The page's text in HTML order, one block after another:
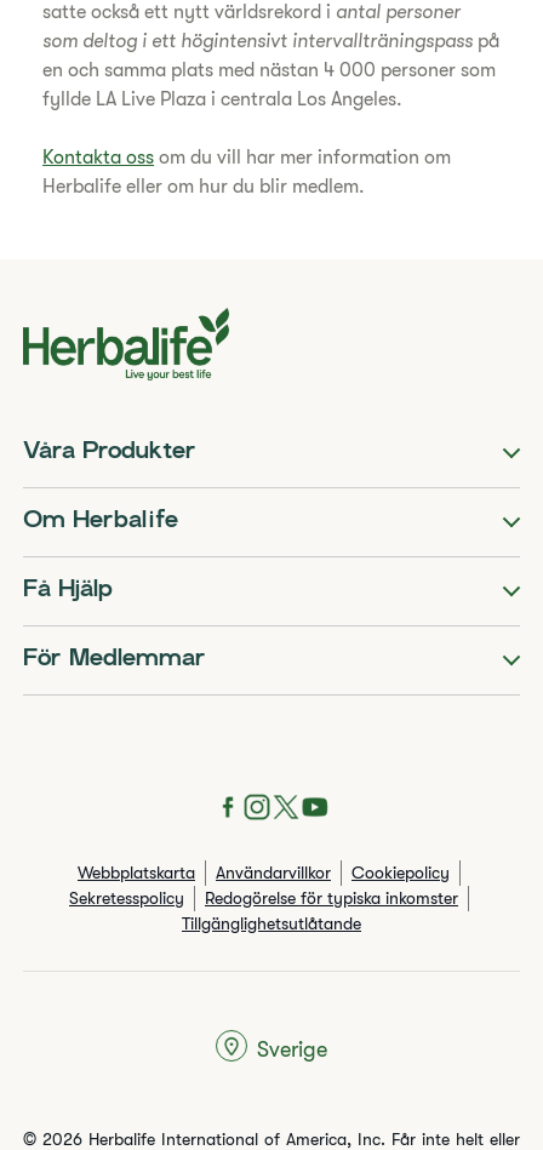
satte också ett nytt världsrekord i antal personer
som deltog i ett högintensivt intervallträningspass på
en och samma plats med nästan 4 000 personer som
fyllde LA Live Plaza i centrala Los Angeles.
Kontakta oss om du vill har mer information om
Herbalife eller om hur du blir medlem.
Våra Produkter
Om Herbalife
Få Hjälp
För Medlemmar
Webbplatskarta Användarvillkor
Cookiepolicy
Sekretesspolicy
Redogörelse för typiska inkomster
Tillgänglighetsutlåtande
© 2026 Herbalife International of America, Inc. Får inte helt eller
Sverige